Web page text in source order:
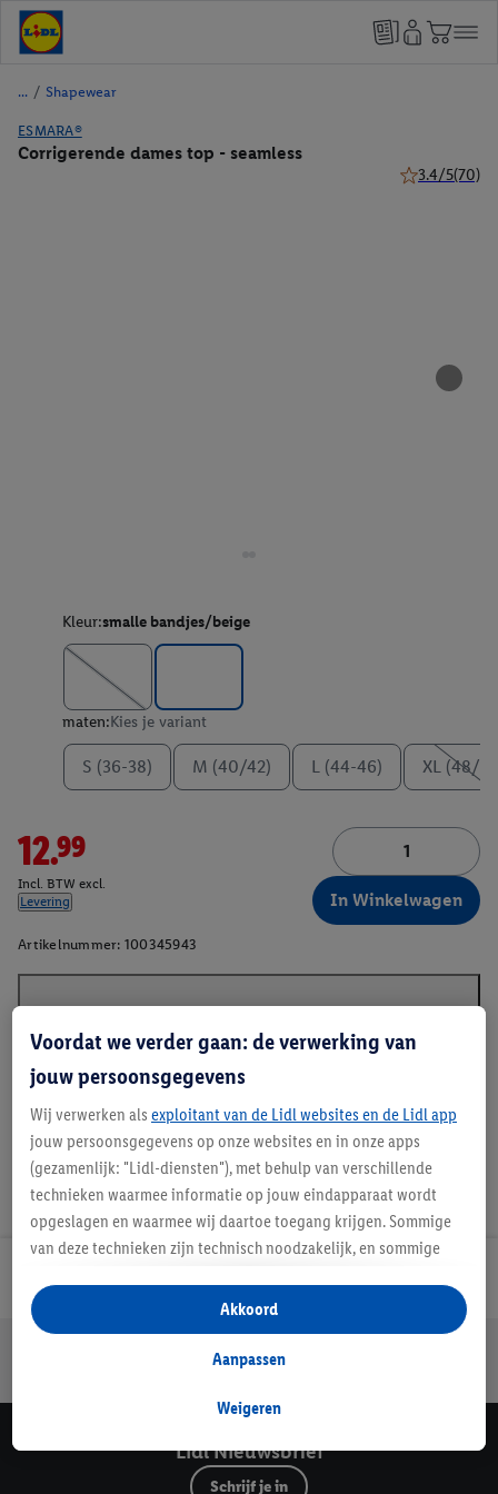
/ Shapewear
ESMARA®
Corrigerende dames top - seamless
3.4/5(70)
Kleur:smalle bandjes/beige
maten:Kies je variant
S (36-38) M (40/42) L (44-46) XL (48/
12.99
Incl. BTW excl.
Levering
In Winkelwagen
Artikelnummer: 100345943
Veilig winkelen
Lidl Nieuwsbrief
Schrijf je in
Voordat we verder gaan: de verwerking van
jouw persoonsgegevens
Wij verwerken als exploitant van de Lidl websites en de Lidl app
jouw persoonsgegevens op onze websites en in onze apps
(gezamenlijk: "Lidl-diensten"), met behulp van verschillende
technieken waarmee informatie op jouw eindapparaat wordt
opgeslagen en waarmee wij daartoe toegang krijgen. Sommige
van deze technieken zijn technisch noodzakelijk, en sommige
opslaan van voorkeursinstellingen, het verzamelen en
analyseren van statistieken of voor het tonen van
gepersonaliseerde reclame binnen en buiten de Lidl-diensten.
gegevens over jouw aankoopgedrag in de winkel ook voor de
Als je hier toestemming geeft aan ons voor het personaliseren
van reclame en als je vervolgens een Lidl Plus-account
Weigeren
Aanpassen
Akkoord